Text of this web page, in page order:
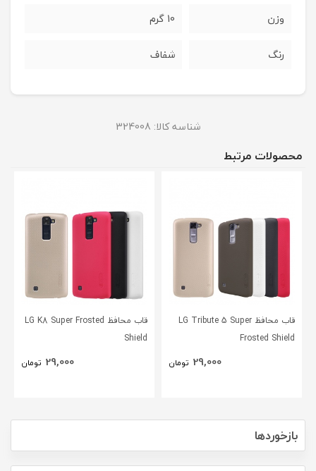
وزن 10 گرم
رنگ شفاف
شناسه کالا: 324008
محصولات مرتبط
قاب محافظ LG Tribute 5 Super
Frosted Shield
29,000 تومان
قاب محافظ LG K8 Super Frosted
Shield
29,000 تومان
بازخوردها